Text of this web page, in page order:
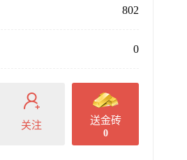
802
0
关注 送金砖
0